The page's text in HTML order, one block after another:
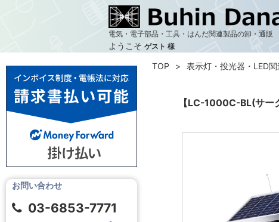
電気・電子部品・工具・はんだ関連製品の卸・通販
ようこそ ゲスト 様
【LC-1000C-BL(サー
お問い合わせ
03-6853-7771
TOP 表示灯・投光器・LED関